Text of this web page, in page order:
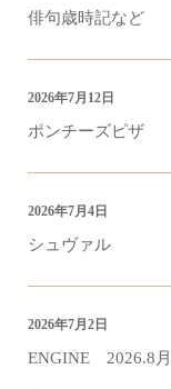
俳句歳時記など
ポンチーズピザ
2026年7月12日
シュヴァル
2026年7月4日
ENGINE 2026.8月
2026年7月2日